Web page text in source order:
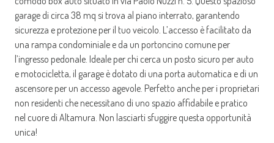
garage di circa 38 mq si trova al piano interrato, garantendo
sicurezza e protezione per il tuo veicolo. L’accesso è facilitato da
una rampa condominiale e da un portoncino comune per
l’ingresso pedonale. Ideale per chi cerca un posto sicuro per auto
e motocicletta, il garage è dotato di una porta automatica e di un
ascensore per un accesso agevole. Perfetto anche per i proprietari
non residenti che necessitano di uno spazio affidabile e pratico
nel cuore di Altamura. Non lasciarti sfuggire questa opportunità
unica!